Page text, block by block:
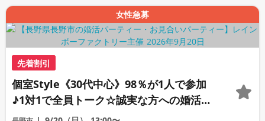
女性急募
先着割引
個室Style《30代中心》98％が1人で参加
♪1対1で全員トーク☆誠実な方への婚活パ
ーティー